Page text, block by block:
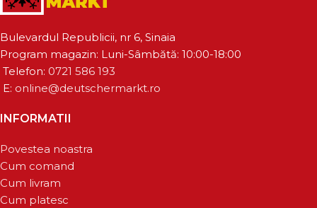
Bulevardul Republicii, nr 6, Sinaia
Program magazin: Luni-Sâmbătă: 10:00-18:00
Telefon: 0721 586 193
E: online@deutschermarkt.ro
INFORMATII
Povestea noastra
Cum comand
Cum livram
Cum platesc